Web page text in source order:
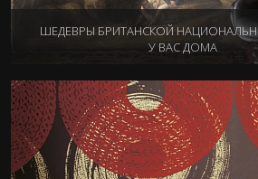
ШЕДЕВРЫ БРИТАНСКОЙ
У ВАС ДОМА